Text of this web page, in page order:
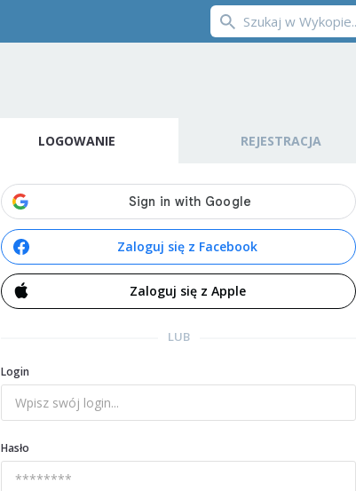
LOGOWANIE REJESTRACJA
Zaloguj się z Facebook
Zaloguj się z Apple
LUB
Login
Hasło